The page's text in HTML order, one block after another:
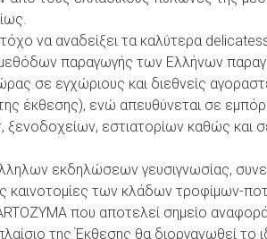
να αναδείξει τα καλύτερα
παραγωγής των Ελλήνων
σε εγχώριους και διεθνείς
έκθεσης), ενώ απευθύνεται σε
εστιατορίων καθώς και
εκδηλώσεων γευσιγνωσίας,
καινοτομίες των κλάδων τροφίμων-
που αποτελεί σημείο
της Έκθεσης θα διοργανωθεί το